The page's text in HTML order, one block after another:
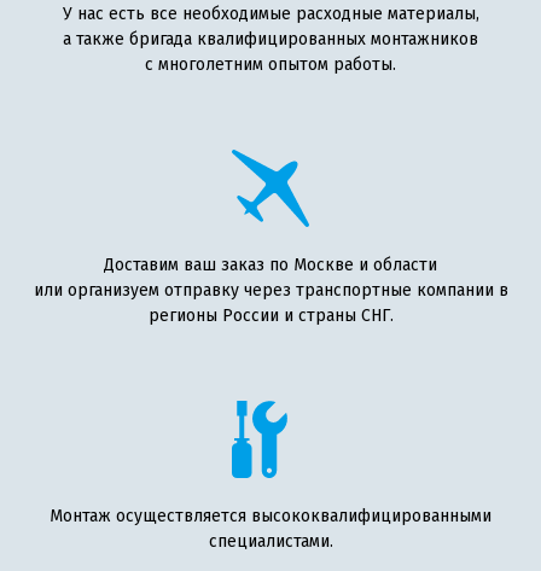
У нас есть все необходимые расходные материалы,
а также бригада квалифицированных монтажников
с многолетним опытом работы.
Доставим ваш заказ по Москве и области
или организуем отправку через транспортные компании в
регионы России и страны СНГ.
Монтаж осуществляется высококвалифицированными
специалистами.